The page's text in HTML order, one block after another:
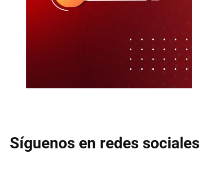
Síguenos en redes sociales